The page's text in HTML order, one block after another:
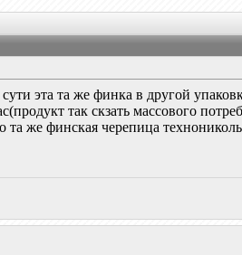
эта та же финка в другой
так скзать массового
же финская черепица